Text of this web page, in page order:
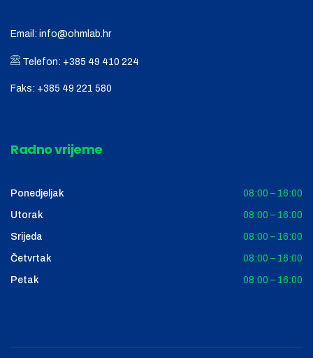
Email: info@ohmlab.hr
Telefon: +385 49 410 224
Faks: +385 49 221 580
Radno vrijeme
Ponedjeljak 08:00 – 16:00
Utorak 08:00 – 16:00
Srijeda 08:00 – 16:00
Četvrtak 08:00 – 16:00
Petak 08:00 – 16:00